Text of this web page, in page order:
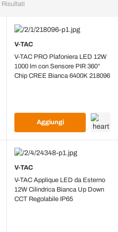
Risultati
V-TAC
V-TAC PRO Plafoniera LED 12W
1000 lm con Sensore PIR 360°
Chip CREE Bianca 6400K 218096
Aggiungi
V-TAC
V-TAC Applique LED da Esterno
12W Cilindrica Bianca Up Down
CCT Regolabile IP65